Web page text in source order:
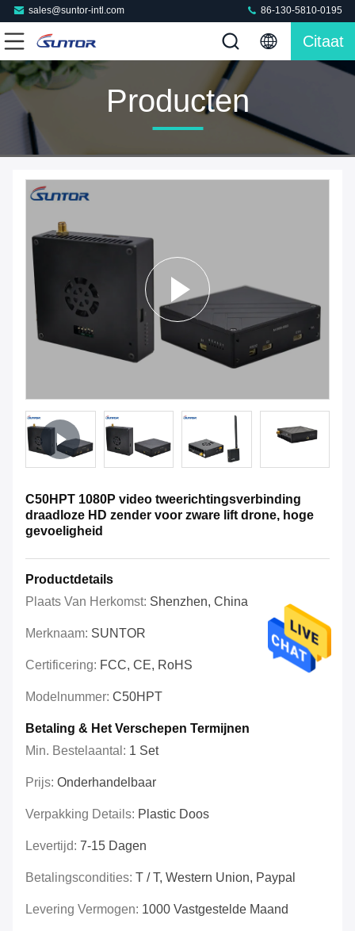
sales@suntor-intl.com 86-130-5810-0195
Citaat
Producten
C50HPT 1080P video tweerichtingsverbinding
draadloze HD zender voor zware lift drone, hoge
gevoeligheid
Productdetails
Plaats Van Herkomst: Shenzhen, China
Merknaam: SUNTOR
Certificering: FCC, CE, RoHS
Modelnummer: C50HPT
Betaling & Het Verschepen Termijnen
Min. Bestelaantal: 1 Set
Prijs: Onderhandelbaar
Verpakking Details: Plastic Doos
Levertijd: 7-15 Dagen
Betalingscondities: T / T, Western Union, Paypal
Levering Vermogen: 1000 Vastgestelde Maand